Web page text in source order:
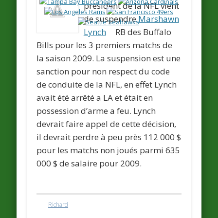
président de la NFL vient
de suspendreMarshawn
Lynch
RB des Buffalo
Bills pour les 3 premiers matchs de
la saison 2009. La suspension est une
sanction pour non respect du code
de conduite de la NFL, en effet Lynch
avait été arrêté a LA et était en
possession d’arme a feu. Lynch
devrait faire appel de cette décision,
il devrait perdre à peu près 112 000 $
pour les matchs non joués parmi 635
000 $ de salaire pour 2009.
Richard